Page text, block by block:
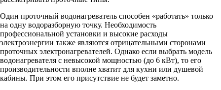
Один проточный водонагреватель способен «работать» только
на одну водоразборную точку. Необходимость
профессиональной установки и высокие расходы
электроэнергии также являются отрицательными сторонами
проточных электронагревателей. Однако если выбрать модель
водонагревателя с невысокой мощностью (до 6 кВт), то его
производительности вполне хватит для кухни или душевой
кабины. При этом его присутствие не будет заметно.